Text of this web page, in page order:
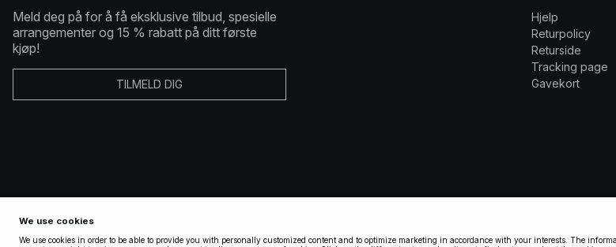
Meld deg på for å få eksklusive tilbud, spesielle
arrangementer og 15 % rabatt på ditt første
kjøp!
TILMELD DIG
Hjelp
Returpolicy
Returside
Tracking page
Gavekort